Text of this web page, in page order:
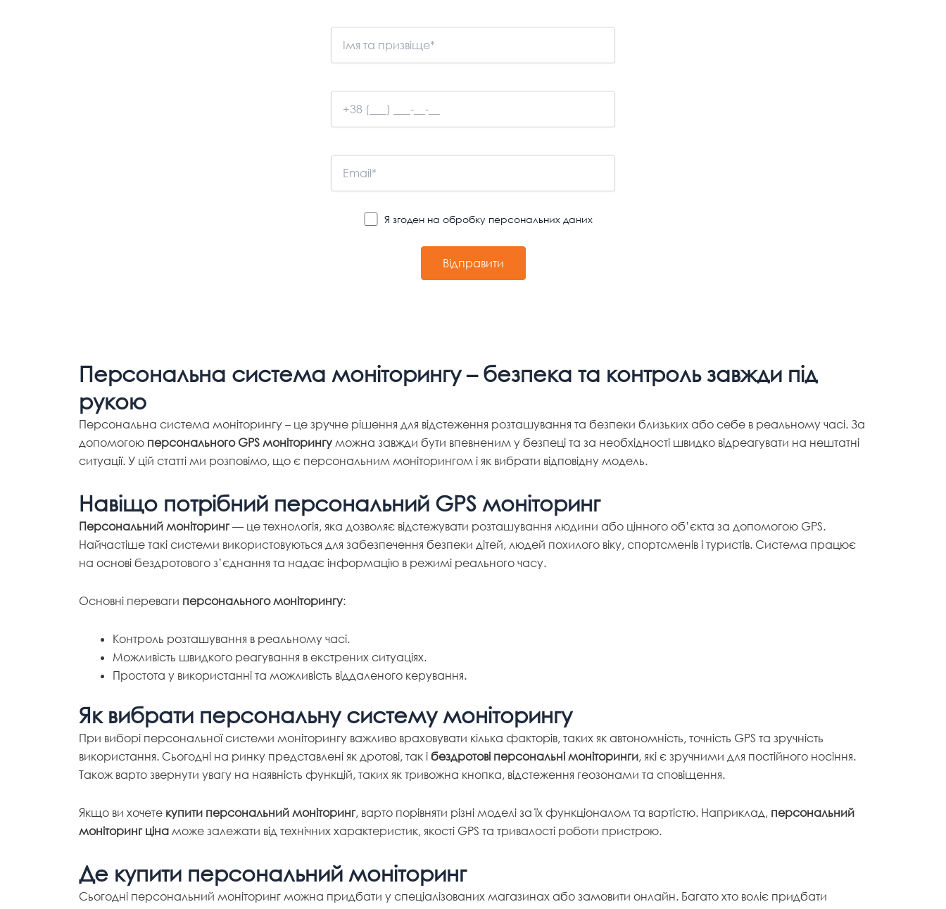
Я згоден на обробку персональних даних
Персональна система моніторингу – безпека та контроль завжди під
рукою
Персональна система моніторингу – це зручне рішення для відстеження розташування та безпеки близьких або себе в реальному часі. За
допомогою персонального GPS моніторингу можна завжди бути впевненим у безпеці та за необхідності швидко відреагувати на нештатні
ситуації. У цій статті ми розповімо, що є персональним моніторингом і як вибрати відповідну модель.
Навіщо потрібний персональний GPS моніторинг
Персональний моніторинг— це технологія, яка дозволяє відстежувати розташування людини або цінного об’єкта за допомогою GPS.
Найчастіше такі системи використовуються для забезпечення безпеки дітей, людей похилого віку, спортсменів і туристів. Система працює
на основі бездротового з’єднання та надає інформацію в режимі реального часу.
Основні переваги персонального моніторингу:
Контроль розташування в реальному часі.
Можливість швидкого реагування в екстрених ситуаціях.
Простота у використанні та можливість віддаленого керування.
Як вибрати персональну систему моніторингу
При виборі персональної системи моніторингу важливо враховувати кілька факторів, таких як автономність, точність GPS та зручність
використання. Сьогодні на ринку представлені як дротові, так і бездротові персональні моніторинги, які є зручними для постійного носіння.
Також варто звернути увагу на наявність функцій, таких як тривожна кнопка, відстеження геозонами та сповіщення.
Якщо ви хочете купити персональний моніторинг, варто порівняти різні моделі за їх функціоналом та вартістю. Наприклад, персональний
моніторинг ціна може залежати від технічних характеристик, якості GPS та тривалості роботи пристрою.
Де купити персональний моніторинг
Сьогодні персональний моніторинг можна придбати у спеціалізованих магазинах або замовити онлайн. Багато хто воліє придбати